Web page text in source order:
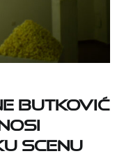
Butković
scenu